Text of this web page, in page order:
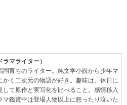
マライター）
岡育ちのライター。純文学小説から少年マ
かく二次元の物語が好き。趣味は、休日に
して原作と実写化を比べること。感情移入
マ鑑賞中は登場人物以上に怒ったり泣いた